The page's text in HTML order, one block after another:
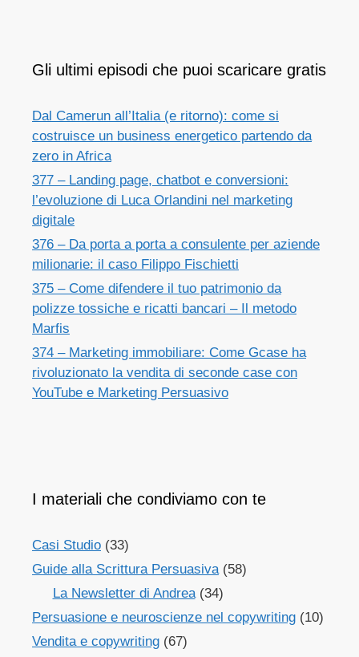
Gli ultimi episodi che puoi scaricare gratis
Dal Camerun all’Italia (e ritorno): come si
costruisce un business energetico partendo da
zero in Africa
377 – Landing page, chatbot e conversioni:
l’evoluzione di Luca Orlandini nel marketing
digitale
376 – Da porta a porta a consulente per aziende
milionarie: il caso Filippo Fischietti
375 – Come difendere il tuo patrimonio da
polizze tossiche e ricatti bancari – Il metodo
Marfis
374 – Marketing immobiliare: Come Gcase ha
rivoluzionato la vendita di seconde case con
YouTube e Marketing Persuasivo
I materiali che condiviamo con te
Casi Studio (33)
Guide alla Scrittura Persuasiva(58)
La Newsletter di Andrea(34)
Persuasione e neuroscienze nel copywriting (10)
Vendita e copywriting (67)